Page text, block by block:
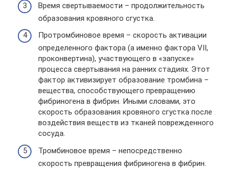
Время свертываемости – продолжительность
образования кровяного сгустка.
Протромбиновое время – скорость активации
определенного фактора (а именно фактора VII,
проконвертина), участвующего в «запуске»
процесса свертывания на ранних стадиях. Этот
фактор активизирует образование тромбина –
вещества, способствующего превращению
фибриногена в фибрин. Иными словами, это
скорость образования кровяного сгустка после
воздействия веществ из тканей поврежденного
сосуда.
Тромбиновое время – непосредственно
скорость превращения фибриногена в фибрин.